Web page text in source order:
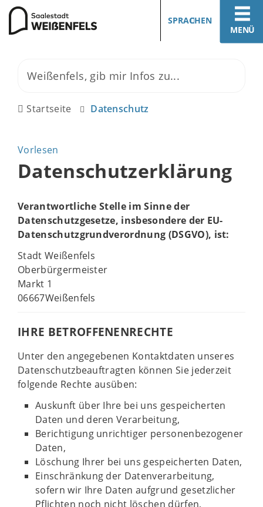
MENÜ
SPRACHEN
Startseite Datenschutz
Vorlesen
Datenschutzerklärung
Verantwortliche Stelle im Sinne der
Datenschutzgesetze, insbesondere der EU-
Datenschutzgrundverordnung (DSGVO), ist:
Stadt Weißenfels
Oberbürgermeister
Markt 1
06667Weißenfels
IHRE BETROFFENENRECHTE
Unter den angegebenen Kontaktdaten unseres
Datenschutzbeauftragten können Sie jederzeit
folgende Rechte ausüben:
Auskunft über Ihre bei uns gespeicherten
Daten und deren Verarbeitung,
Berichtigung unrichtiger personenbezogener
Daten,
Löschung Ihrer bei uns gespeicherten Daten,
Einschränkung der Datenverarbeitung,
sofern wir Ihre Daten aufgrund gesetzlicher
Pflichten noch nicht löschen dürfen,